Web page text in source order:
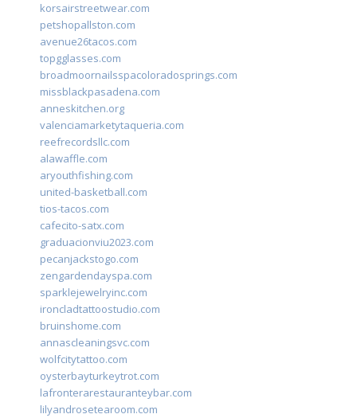
korsairstreetwear.com
petshopallston.com
avenue26tacos.com
topgglasses.com
broadmoornailsspacoloradosprings.com
missblackpasadena.com
anneskitchen.org
valenciamarketytaqueria.com
reefrecordsllc.com
alawaffle.com
aryouthfishing.com
united-basketball.com
tios-tacos.com
cafecito-satx.com
graduacionviu2023.com
pecanjackstogo.com
zengardendayspa.com
sparklejewelryinc.com
ironcladtattoostudio.com
bruinshome.com
annascleaningsvc.com
wolfcitytattoo.com
oysterbayturkeytrot.com
lafronterarestauranteybar.com
lilyandrosetearoom.com